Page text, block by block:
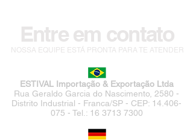
Entre em contato
NOSSA EQUIPE ESTÁ PRONTA PARA TE ATENDER
ESTIVAL Importação & Exportação Ltda
Rua Geraldo Garcia do Nascimento, 2580 -
Distrito Industrial - Franca/SP - CEP: 14.406-
075 - Tel.: 16 3713 7300